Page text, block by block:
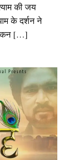
की जय
के दर्शन ने
[…]